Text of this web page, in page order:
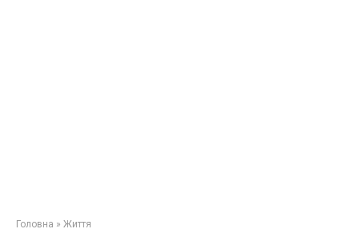
Головна » Життя